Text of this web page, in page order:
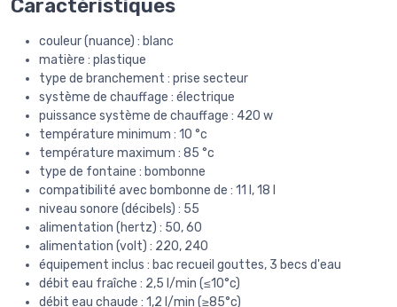
Caractéristiques
couleur (nuance) : blanc
matière : plastique
type de branchement : prise secteur
système de chauffage : électrique
puissance système de chauffage : 420 w
température minimum : 10 °c
température maximum : 85 °c
type de fontaine : bombonne
compatibilité avec bombonne de : 11 l, 18 l
niveau sonore (décibels) : 55
alimentation (hertz) : 50, 60
alimentation (volt) : 220, 240
équipement inclus : bac recueil gouttes, 3 becs d'eau
débit eau fraîche : 2,5 l/min (≤10°c)
débit eau chaude : 1,2 l/min (≥85°c)